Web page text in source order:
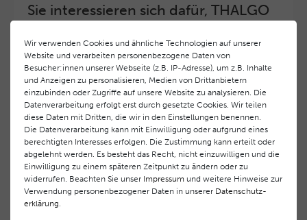
Sie interessieren sich dafür, THALGO
COSMETIC Partner und Depositär zu
werden?
Hohe Servicequalität und ein exzellentes Markenimage
haben bei
THALGO COSMETIC oberste Priorität.
Anspruchsvollen Endverbrauchern möchten wir ein
hohes Qualitätsniveau und gleichzeitig eine
überdurchschnittliche Behandlungs- und Serviceleistung
gewährleisten. Deshalb haben wir ein selektives
Vertriebssystem eingeführt. THALGO COSMETICPartner
werden auf diese Weise wirtschaftlich unterstützt,
während Endverbrauchern eine stets gleichbleibend hohe
Dienstleistungsqualität und ein innovatives Produkt- und
Behandlungsprogramm geboten wird.
Wir verwenden Cookies und ähnliche Technologien auf unserer
Website und verarbeiten personenbezogene Daten von
Besucher:innen unserer Webseite (z.B. IP-Adresse), um z.B. Inhalte
und Anzeigen zu personalisieren, Medien von Drittanbietern
einzubinden oder Zugriffe auf unsere Website zu analysieren. Die
Datenverarbeitung erfolgt erst durch gesetzte Cookies. Wir teilen
diese Daten mit Dritten, die wir in den Einstellungen benennen.
Die Datenverarbeitung kann mit Einwilligung oder aufgrund eines
berechtigten Interesses erfolgen. Die Zustimmung kann erteilt oder
abgelehnt werden. Es besteht das Recht, nicht einzuwilligen und die
Einwilligung zu einem späteren Zeitpunkt zu ändern oder zu
widerrufen. Beachten Sie unser Impressum und weitere Hinweise zur
Verwendung personenbezogener Daten in unserer Daten­schutz­
erklärung.